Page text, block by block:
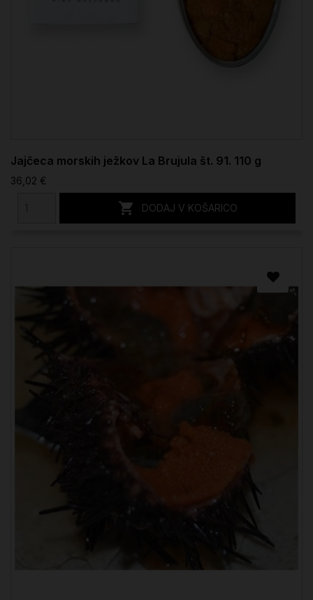
Jajčeca morskih ježkov La Brujula št. 91. 110 g
36,02 €
 DODAJ V KOŠARICO